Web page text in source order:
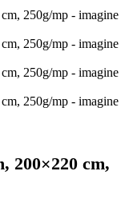
200×220 cm,